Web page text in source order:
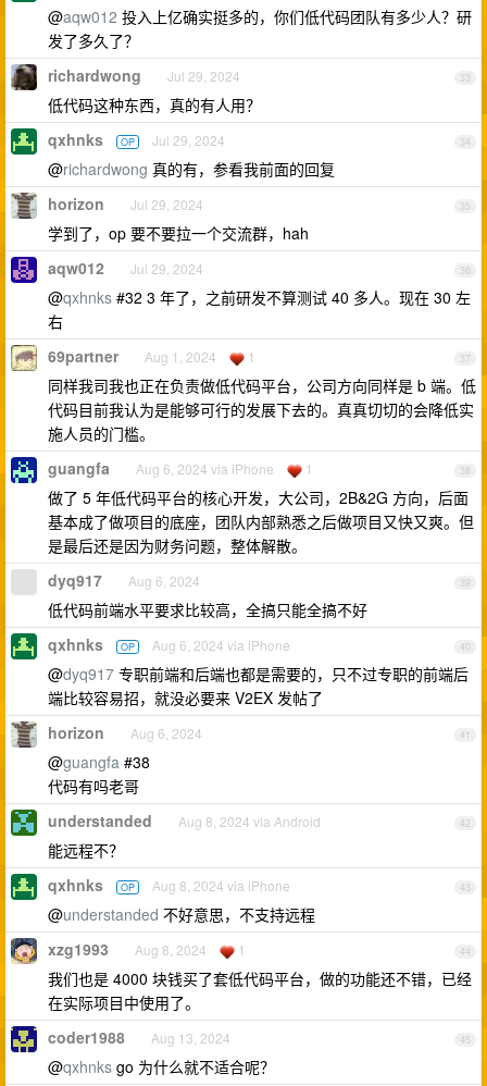
@aqw012 投入上亿确实挺多的，你们低代码团队有多少人？研
发了多久了？
33
richardwong Jul 29, 2024
低代码这种东西，真的有人用？
34
qxhnks OP Jul 29, 2024
@richardwong 真的有，参看我前面的回复
35
horizon Jul 29, 2024
学到了，op 要不要拉一个交流群，hah
36
aqw012 Jul 29, 2024
@qxhnks #32 3 年了，之前研发不算测试 40 多人。现在 30 左
右
37
69partner Aug 1, 2024 1
同样我司我也正在负责做低代码平台，公司方向同样是 b 端。低
代码目前我认为是能够可行的发展下去的。真真切切的会降低实
施人员的门槛。
38
guangfa Aug 6, 2024 via iPhone 1
做了 5 年低代码平台的核心开发，大公司，2B&2G 方向，后面
基本成了做项目的底座，团队内部熟悉之后做项目又快又爽。但
是最后还是因为财务问题，整体解散。
39
dyq917 Aug 6, 2024
低代码前端水平要求比较高，全搞只能全搞不好
40
qxhnks OP Aug 6, 2024 via iPhone
@dyq917 专职前端和后端也都是需要的，只不过专职的前端后
端比较容易招，就没必要来 V2EX 发帖了
41
horizon Aug 6, 2024
@guangfa #38
代码有吗老哥
42
understanded Aug 8, 2024 via Android
能远程不？
43
qxhnks OP Aug 8, 2024 via iPhone
@understanded 不好意思，不支持远程
44
xzg1993 Aug 8, 2024 1
我们也是 4000 块钱买了套低代码平台，做的功能还不错，已经
在实际项目中使用了。
45
coder1988 Aug 13, 2024
@qxhnks go 为什么就不适合呢？